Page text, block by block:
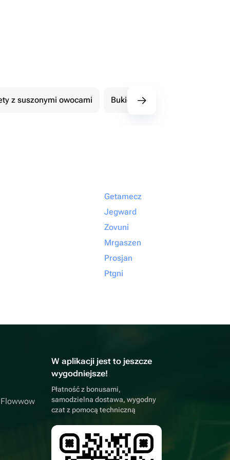
z suszonymi owocami Bukiety z czekoladowymi
Getamecz
Jegward
Zovuni
Mrgaszen
Prosjan
Ptgni
W aplikacji jest to jeszcze
wygodniejsze!
Płatność z bonusami,
samodzielna dostawa, wygodny
czat z pomocą techniczną